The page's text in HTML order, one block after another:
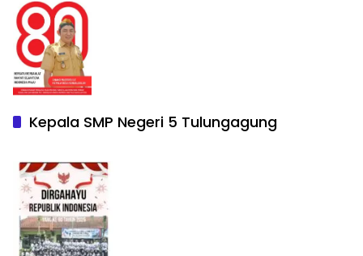
Kepala SMP Negeri 5 Tulungagung